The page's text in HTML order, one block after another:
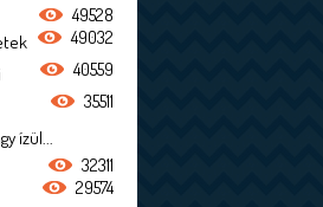
49528
49032
40559
35511
ízül...
32311
29574